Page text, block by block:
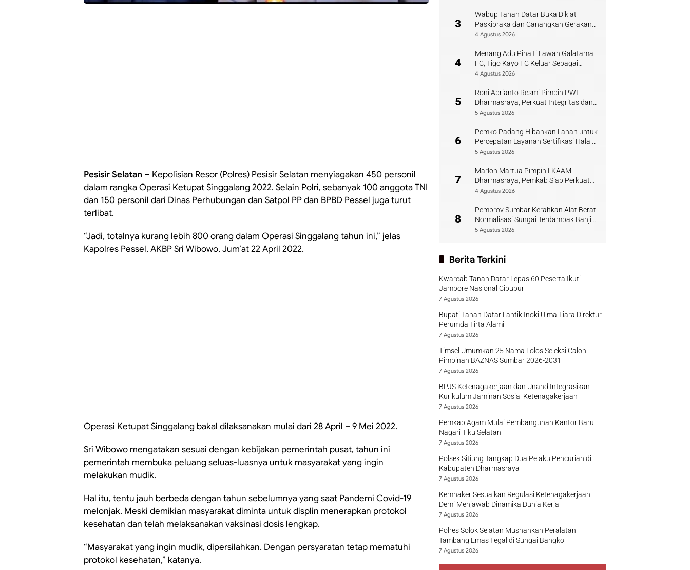
Pesisir Selatan – Kepolisian Resor (Polres) Pesisir Selatan menyiagakan 450 personil
dalam rangka Operasi Ketupat Singgalang 2022. Selain Polri, sebanyak 100 anggota TNI
dan 150 personil dari Dinas Perhubungan dan Satpol PP dan BPBD Pessel juga turut
terlibat.
“Jadi, totalnya kurang lebih 800 orang dalam Operasi Singgalang tahun ini,” jelas
Kapolres Pessel, AKBP Sri Wibowo, Jum’at 22 April 2022.
Operasi Ketupat Singgalang bakal dilaksanakan mulai dari 28 April – 9 Mei 2022.
Sri Wibowo mengatakan sesuai dengan kebijakan pemerintah pusat, tahun ini
pemerintah membuka peluang seluas-luasnya untuk masyarakat yang ingin
melakukan mudik.
Hal itu, tentu jauh berbeda dengan tahun sebelumnya yang saat Pandemi Covid-19
melonjak. Meski demikian masyarakat diminta untuk displin menerapkan protokol
kesehatan dan telah melaksanakan vaksinasi dosis lengkap.
“Masyarakat yang ingin mudik, dipersilahkan. Dengan persyaratan tetap mematuhi
protokol kesehatan,” katanya.
3
Wabup Tanah Datar Buka Diklat
Paskibraka dan Canangkan Gerakan
Bendera
4 Agustus 2026
4
Menang Adu Pinalti Lawan Galatama
FC, Tigo Kayo FC Keluar Sebagai
Juara Piala Walikota Payakumbuh
4 Agustus 2026
5
Roni Aprianto Resmi Pimpin PWI
Dharmasraya, Perkuat Integritas dan
Kompetensi Jurnalis
5 Agustus 2026
6
Pemko Padang Hibahkan Lahan untuk
Percepatan Layanan Sertifikasi Halal
di Sumbar
5 Agustus 2026
7
Marlon Martua Pimpin LKAAM
Dharmasraya, Pemkab Siap Perkuat
Sinergi Adat
4 Agustus 2026
8
Pemprov Sumbar Kerahkan Alat Berat
Normalisasi Sungai Terdampak Banjir
Kuranji
5 Agustus 2026
Berita Terkini
Kwarcab Tanah Datar Lepas 60 Peserta Ikuti
Jambore Nasional Cibubur
7 Agustus 2026
Bupati Tanah Datar Lantik Inoki Ulma Tiara Direktur
Perumda Tirta Alami
7 Agustus 2026
Timsel Umumkan 25 Nama Lolos Seleksi Calon
Pimpinan BAZNAS Sumbar 2026-2031
7 Agustus 2026
BPJS Ketenagakerjaan dan Unand Integrasikan
Kurikulum Jaminan Sosial Ketenagakerjaan
7 Agustus 2026
Pemkab Agam Mulai Pembangunan Kantor Baru
Nagari Tiku Selatan
7 Agustus 2026
Polsek Sitiung Tangkap Dua Pelaku Pencurian di
Kabupaten Dharmasraya
7 Agustus 2026
Kemnaker Sesuaikan Regulasi Ketenagakerjaan
Demi Menjawab Dinamika Dunia Kerja
7 Agustus 2026
Polres Solok Selatan Musnahkan Peralatan
Tambang Emas Ilegal di Sungai Bangko
7 Agustus 2026